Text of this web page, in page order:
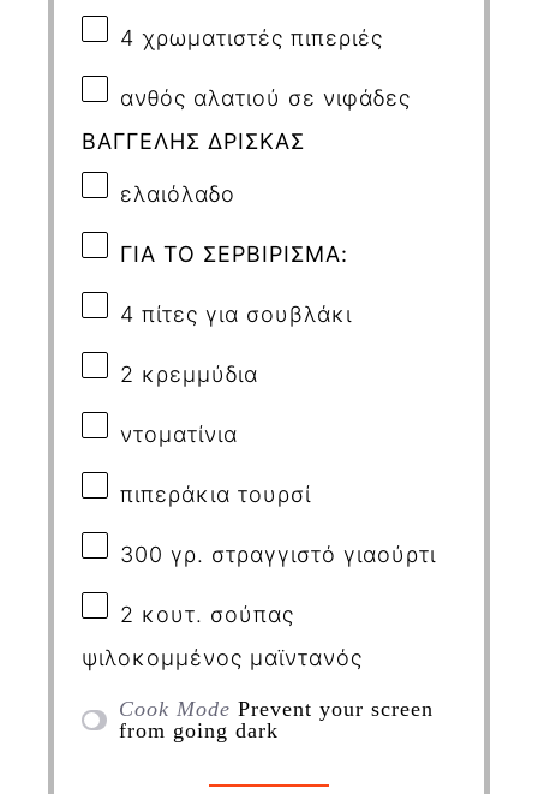
4 χρωματιστές πιπεριές
ανθός αλατιού σε νιφάδες
ΒΑΓΓΕΛΗΣ ΔΡΙΣΚΑΣ
ελαιόλαδο
ΓΙΑ ΤΟ ΣΕΡΒΙΡΙΣΜΑ:
4 πίτες για σουβλάκι
2 κρεμμύδια
ντοματίνια
πιπεράκια τουρσί
300 γρ. στραγγιστό γιαούρτι
2 κουτ. σούπας
ψιλοκομμένος μαϊντανός
Cook Mode Prevent your screen
from going dark